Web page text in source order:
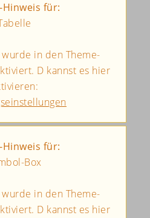
für:
in den Theme-
D kannst es hier
für:
Box
in den Theme-
D kannst es hier